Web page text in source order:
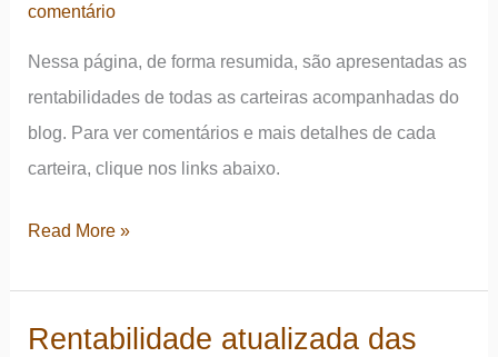
de
comentário
Nessa página, de forma resumida, são apresentadas as
rentabilidades de todas as carteiras acompanhadas do
blog. Para ver comentários e mais detalhes de cada
carteira, clique nos links abaixo.
Rentabilidades
as
Read More »
Rentabilidade atualizada das